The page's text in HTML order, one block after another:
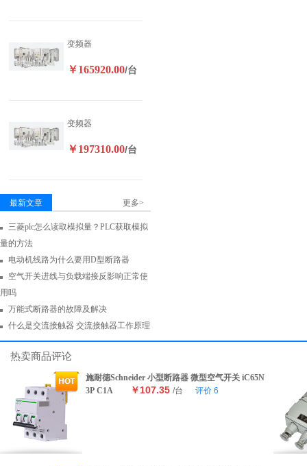
变频器
￥165920.00/台
变频器
￥197310.00/台
最新文章 更多>
三菱plc怎么读取模拟量？PLC获取模拟
量的方法
电动机线路为什么要用D型断路器
空气开关进线与负载端接反影响正常使
用吗
万能式断路器的故障及解决
什么是交流接触器 交流接触器工作原理
热卖商品评论
施耐德Schneider 小型断路器 微型空气开关 iC65N
3P C1A
￥107.35 /台 评价 6